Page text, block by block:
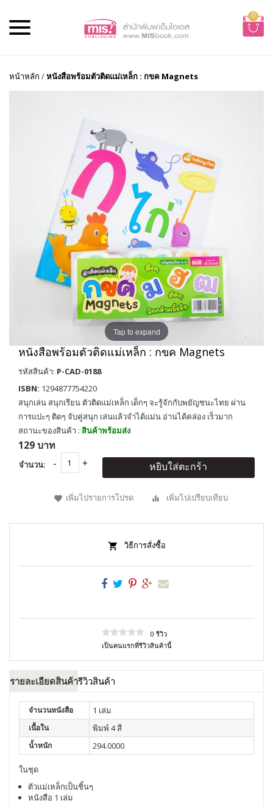
0
หน้าหลัก /หนังสือพร้อมตัวติดแม่เหล็ก : กขค Magnets
Tap to expand
หนังสือพร้อมตัวติดแม่เหล็ก : กขค Magnets
รหัสสินค้า: P-CAD-0188
ISBN: 1294877754220
สนุกเล่น สนุกเรียน ตัวติดแม่เหล็ก เด็กๆ จะรู้จักกับพยัญชนะไทย ผ่าน
การแปะๆ ติดๆ จับคู่สนุก เล่นแล้วจำได้แม่น อ่านได้คล่อง เร็วมาก
สถานะของสินค้า : สินค้าพร้อมส่ง
129 บาท
จำนวน: หยิบใส่ตะกร้า
เพิ่มไปรายการโปรด เพิ่มไปเปรียบเทียบ
วิธีการสั่งซื้อ
0 รีวิว
เป็นคนแรกที่รีวิวสินค้านี้
รายละเอียดสินค้ารีวิวสินค้า
จำนวนหนังสือ 1 เล่ม
เนื้อใน พิมพ์ 4 สี
น้ำหนัก 294.0000
ในชุด
ตัวแม่เหล็กเป็นชิ้นๆ
หนังสือ 1 เล่ม